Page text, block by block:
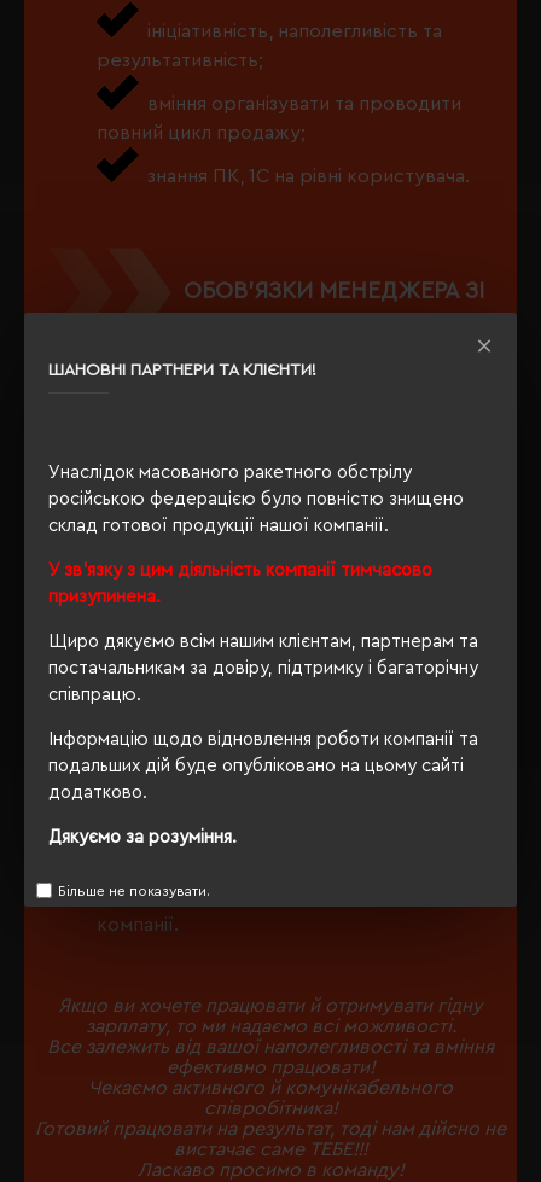
ШАНОВНІ ПАРТНЕРИ ТА КЛІЄНТИ!
Унаслідок масованого ракетного обстрілу
російською федерацією було повністю знищено
склад готової продукції нашої компанії.
У зв'язку з цим діяльність компанії тимчасово
призупинена.
Щиро дякуємо всім нашим клієнтам, партнерам та
постачальникам за довіру, підтримку і багаторічну
співпрацю.
Інформацію щодо відновлення роботи компанії та
подальших дій буде опубліковано на цьому сайті
додатково.
Дякуємо за розуміння.
Більше не показувати.
ініціативність, наполегливість та
результативність;
вміння організувати та проводити
повний цикл продажу;
знання ПК, 1С на рівні користувача.
ОБОВ’ЯЗКИ МЕНЕДЖЕРА ЗІ
ведення наявної клієнтської бази,
робота з постійними клієнтами;
укладання договорів з клієнтами;
приймання та обробка замовлень від
клієнтів;
забезпечення постачання продукції у
встановлені терміни;
контроль відвантажень товару і
розрахунків;
інформування клієнтів про зміни
асортименту, цін, акції;
взаємодіє з іншими підрозділами
компанії.
Якщо ви хочете працювати й отримувати гідну
зарплату, то ми надаємо всі можливості.
Все залежить від вашої наполегливості та вміння
ефективно працювати!
Чекаємо активного й комунікабельного
співробітника!
Готовий працювати на результат, тоді нам дійсно не
вистачає саме ТЕБЕ!!!
Ласкаво просимо в команду!